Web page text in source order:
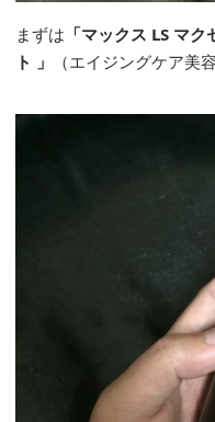
まずは 「マックス LS マ
ト 」
（エイジングケア美容